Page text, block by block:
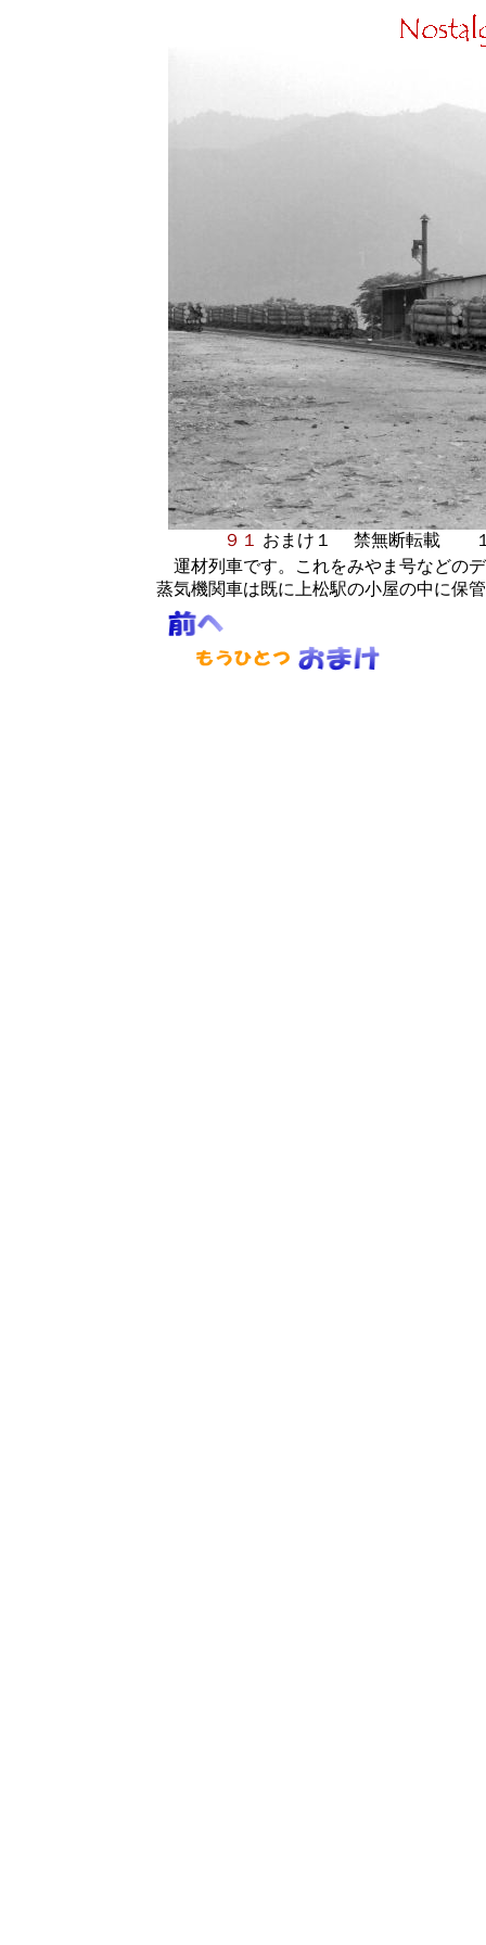
９１ おまけ１
禁無断転
運材列車です。これをみやま号などの
蒸気機関車は既に上松駅の小屋の中に保